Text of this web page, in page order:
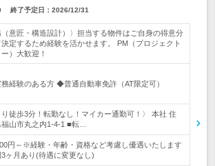
終了予定日： 2026/12/31
（意匠・構造設計）〉担当する物件はご自身の得意分
定するため経験を活かせます。 PM（プロジェクト
）大歓迎！
経験のある方 ◆普通自動車免許（AT限定可）
り徒歩3分！転勤なし！マイカー通勤可！〉 本社 住
山市丸之内1-4-1 ■転…
円～※経験・年齢・資格など考慮し優遇いたします
ヶ月あり(待遇に変更なし)